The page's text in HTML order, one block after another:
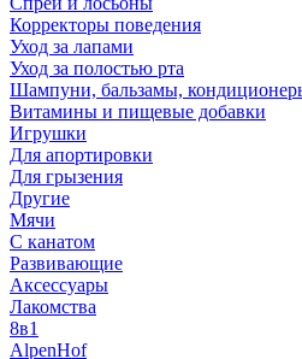
Корректоры поведения
Уход за лапами
Уход за полостью рта
Шампуни, бальзамы,
Витамины и пищевые добавки
Игрушки
Для апортировки
Для грызения
Другие
Мячи
С канатом
Развивающие
Аксессуары
Лакомства
8в1
AlpenHof